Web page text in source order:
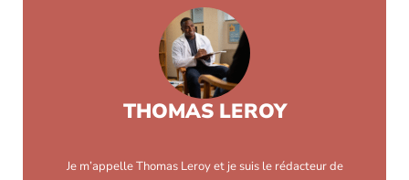
THOMAS LEROY
Je m’appelle Thomas Leroy et je suis le rédacteur de